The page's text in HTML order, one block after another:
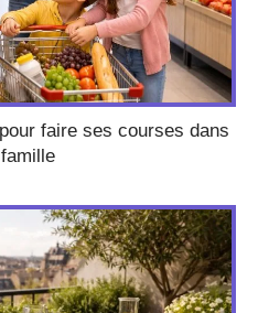
faire ses courses dans